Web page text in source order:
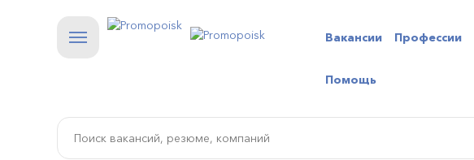
Вакансии Профессии
Помощь